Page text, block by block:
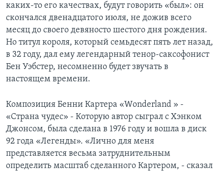
каких-то его качествах, будут говорить «был»: он
скончался двенадцатого июля, не дожив всего
месяц до своего девяносто шестого дня рождения.
Но титул короля, который семьдесят пять лет назад,
в 32 году, дал ему легендарный тенор-саксофониcт
Бен Уэбстер, несомненно будет звучать в
настоящем времени.
Композиция Бенни Картера «Wоnderland » -
«Страна чудес» - Которую автор сыграл с Хэнком
Джонсом, была сделана в 1976 году и вошла в диск
92 года «Легенды». «Лично для меня
представляется весьма затруднительным
определить масштаб сделанного Картером, - сказал